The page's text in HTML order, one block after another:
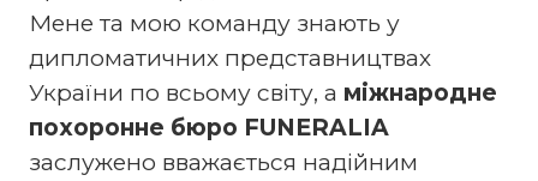
Мене та мою команду знають у
дипломатичних представництвах
України по всьому світу, а міжнародне
похоронне бюро FUNERALIA
заслужено вважається надійним